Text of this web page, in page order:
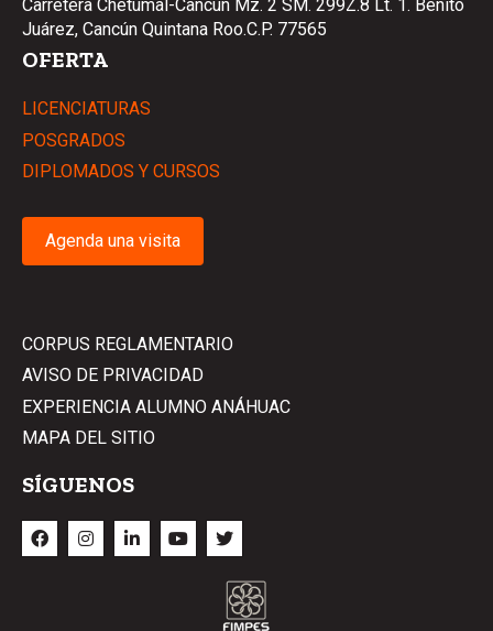
Carretera Chetumal-Cancún Mz. 2 SM. 299Z.8 Lt. 1. Benito
Juárez, Cancún Quintana Roo.C.P. 77565
OFERTA
LICENCIATURAS
POSGRADOS
DIPLOMADOS Y CURSOS
Agenda una visita
CORPUS REGLAMENTARIO
AVISO DE PRIVACIDAD
EXPERIENCIA ALUMNO ANÁHUAC
MAPA DEL SITIO
SÍGUENOS